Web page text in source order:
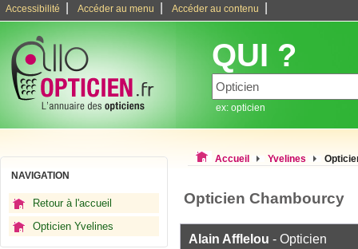
Accessibilité Accéder au menu Accéder au contenu
QUI ?
ex: opticien
NAVIGATION
Retour à l'accueil
Opticien Yvelines
Accueil Yvelines
Opticien Chambourcy
Alain Afflelou - Opticien